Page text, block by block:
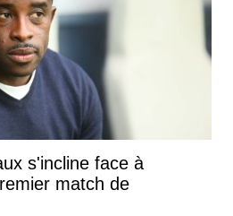
s'incline face à
match de